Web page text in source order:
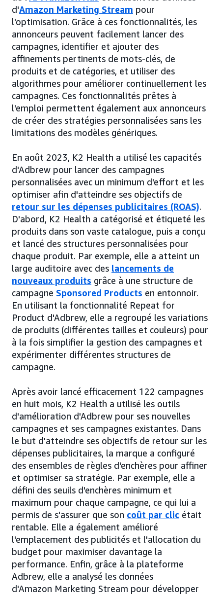
d'Amazon Marketing Stream pour
l'optimisation. Grâce à ces fonctionnalités, les
annonceurs peuvent facilement lancer des
campagnes, identifier et ajouter des
affinements pertinents de mots-clés, de
produits et de catégories, et utiliser des
algorithmes pour améliorer continuellement les
campagnes. Ces fonctionnalités prêtes à
l'emploi permettent également aux annonceurs
de créer des stratégies personnalisées sans les
limitations des modèles génériques.
En août 2023, K2 Health a utilisé les capacités
d'Adbrew pour lancer des campagnes
personnalisées avec un minimum d'effort et les
optimiser afin d'atteindre ses objectifs de
retour sur les dépenses publicitaires (ROAS).
D'abord, K2 Health a catégorisé et étiqueté les
produits dans son vaste catalogue, puis a conçu
et lancé des structures personnalisées pour
chaque produit. Par exemple, elle a atteint un
large auditoire avec des lancements de
nouveaux produits grâce à une structure de
campagne Sponsored Products en entonnoir.
En utilisant la fonctionnalité Repeat for
Product d'Adbrew, elle a regroupé les variations
de produits (différentes tailles et couleurs) pour
à la fois simplifier la gestion des campagnes et
expérimenter différentes structures de
campagne.
Après avoir lancé efficacement 122 campagnes
en huit mois, K2 Health a utilisé les outils
d'amélioration d'Adbrew pour ses nouvelles
campagnes et ses campagnes existantes. Dans
le but d'atteindre ses objectifs de retour sur les
dépenses publicitaires, la marque a configuré
des ensembles de règles d'enchères pour affiner
et optimiser sa stratégie. Par exemple, elle a
défini des seuils d'enchères minimum et
maximum pour chaque campagne, ce qui lui a
permis de s'assurer que son coût par clic était
rentable. Elle a également amélioré
l'emplacement des publicités et l'allocation du
budget pour maximiser davantage la
performance. Enfin, grâce à la plateforme
Adbrew, elle a analysé les données
d'Amazon Marketing Stream pour développer